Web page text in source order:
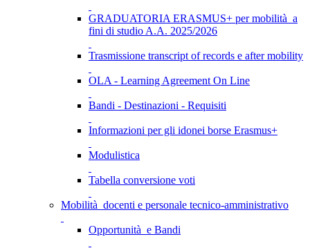
GRADUATORIA ERASMUS+ per mobilità a
fini di studio A.A. 2025/2026
Trasmissione transcript of records e after mobility
OLA - Learning Agreement On Line
Bandi - Destinazioni - Requisiti
Informazioni per gli idonei borse Erasmus+
Modulistica
Tabella conversione voti
Mobilità docenti e personale tecnico-amministrativo
Opportunità e Bandi